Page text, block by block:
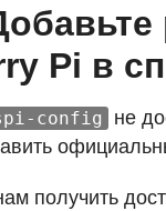
Pi в
config
не
получить